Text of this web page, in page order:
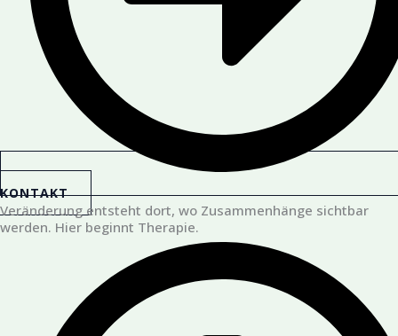
KONTAKT
Veränderung entsteht dort, wo Zusammenhänge sichtbar
werden. Hier beginnt Therapie.